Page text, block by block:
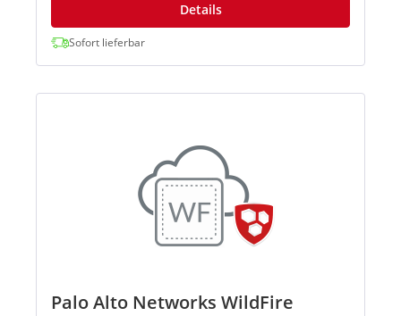
Details
Sofort lieferbar
Palo Alto Networks WildFire